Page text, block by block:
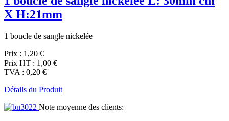
X H:21mm
1 boucle de sangle nickelée
Prix : 1,20 €
Prix HT : 1,00 €
TVA : 0,20 €
Détails du Produit
Note moyenne des clients: